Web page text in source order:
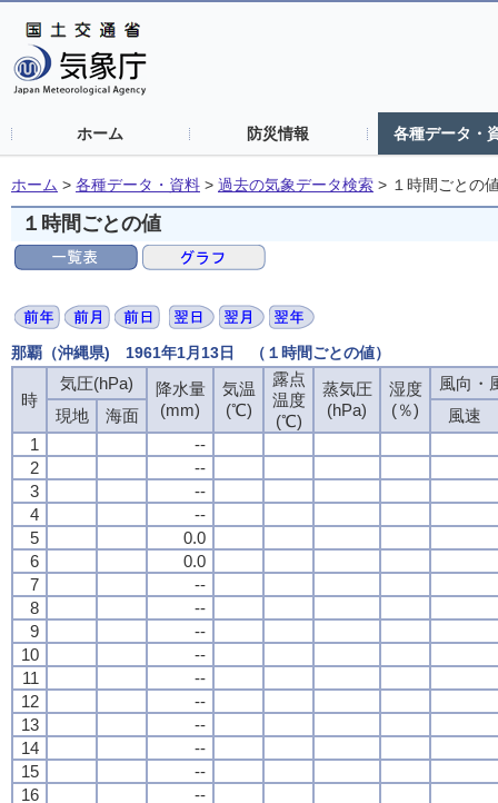
ホーム 防災情報 各種データ・
ホーム > 各種データ・資料 > 過去の気象データ検索 > １時間ごとの
１時間ごとの値
那覇（沖縄県) 1961年1月13日 （１時間ごとの値）
時
気圧(hPa)
降水量
(mm)
気温
(℃)
露点
温度
(℃)
蒸気圧
(hPa)
湿度
(％)
風向・
現地
海面
風速
1
--
2
--
3
--
4
--
5
0.0
6
0.0
7
--
8
--
9
--
10
--
11
--
12
--
13
--
14
--
15
--
16
--